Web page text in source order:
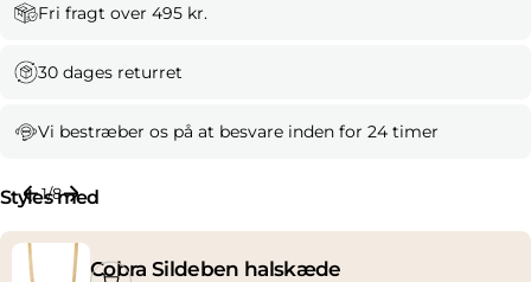
Fri fragt over 495 kr.
30 dages returret
Vi bestræber os på at besvare inden for 24 timer
Styles med
Cobra Sildeben halskæde
1/8